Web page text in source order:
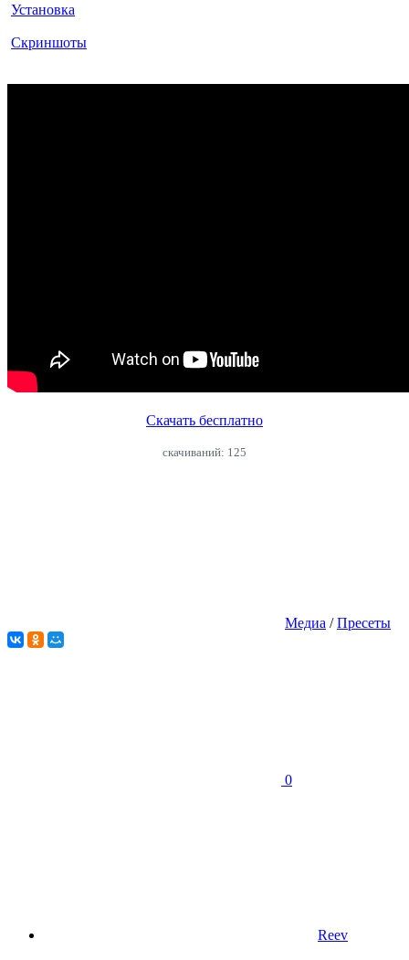
Установка
Скриншоты
Скачать бесплатно
cкачиваний: 125
Медиа /Пресеты
0
Reev